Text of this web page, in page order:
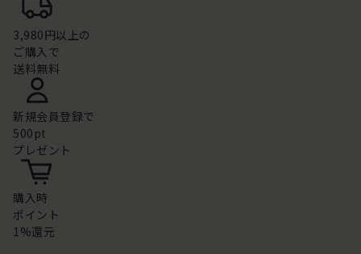
3,980円以上の
ご購入で
送料無料
新規会員登録で
500pt
プレゼント
購入時
ポイント
1%還元